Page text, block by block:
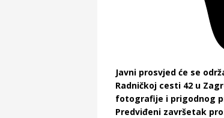
Javni prosvjed će se
Radničkoj cesti 42 u
fotografije i prigodnog
Predviđeni završetak